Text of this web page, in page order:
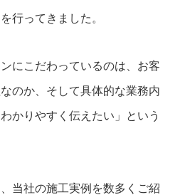
行ってきました。
にこだわっているのは、お客
なのか、そして具体的な業務内
かりやすく伝えたい」 という
当社の施工実例を数多くご紹